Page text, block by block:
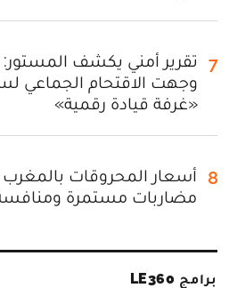
7 تقرير أمني يكشف المستور:
وجهت الاقتحام الجماعي
«غرفة قيادة رقمية»
8 أسعار المحروقات بالمغرب
مضاربات مستمرة
برامج LE360